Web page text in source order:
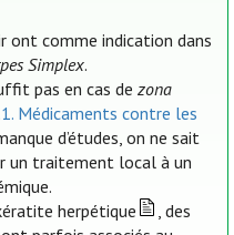
ont comme indication dans
Simplex.
pas en cas dezona
Médicaments contre les
d’études, on ne sait
un traitement local à un
herpétique
, des